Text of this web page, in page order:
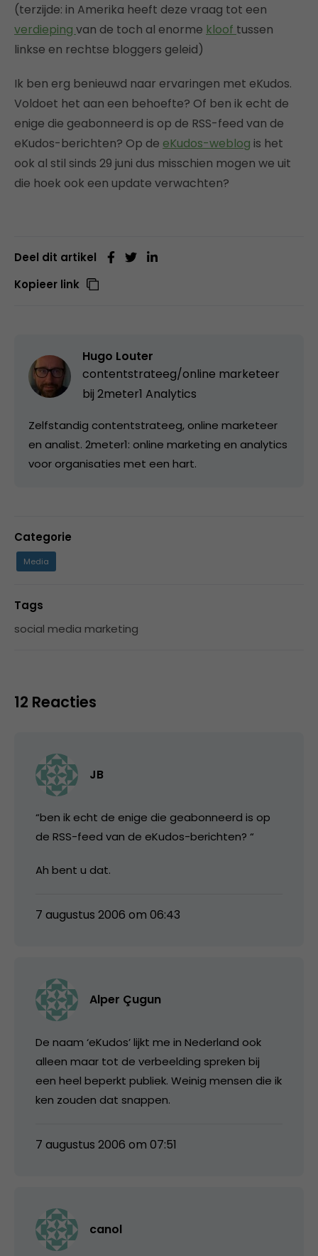
(terzijde: in Amerika heeft deze vraag tot een
verdieping van de toch al enorme kloof tussen
linkse en rechtse bloggers geleid)
Ik ben erg benieuwd naar ervaringen met eKudos.
Voldoet het aan een behoefte? Of ben ik echt de
enige die geabonneerd is op de RSS-feed van de
eKudos-berichten? Op de eKudos-weblog is het
ook al stil sinds 29 juni dus misschien mogen we uit
die hoek ook een update verwachten?
Deel dit artikel
Kopieer link
Hugo Louter
contentstrateeg/online marketeer
bij 2meter1 Analytics
Zelfstandig contentstrateeg, online marketeer
en analist. 2meter1: online marketing en analytics
voor organisaties met een hart.
Categorie
Media
Tags
social media marketing
12 Reacties
JB
“ben ik echt de enige die geabonneerd is op
de RSS-feed van de eKudos-berichten? “
Ah bent u dat.
7 augustus 2006 om 06:43
Alper Çugun
De naam ‘eKudos’ lijkt me in Nederland ook
alleen maar tot de verbeelding spreken bij
een heel beperkt publiek. Weinig mensen die ik
ken zouden dat snappen.
7 augustus 2006 om 07:51
canol